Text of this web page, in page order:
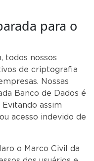
para o
todos nossos
de criptografia
Nossas
Banco de Dados é
assim
acesso indevido de
o Marco Civil da